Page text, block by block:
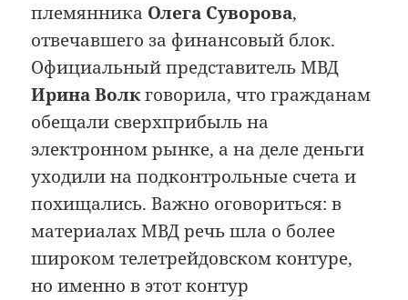
племянника Олега Суворова,
отвечавшего за финансовый блок.
Официальный представитель МВД
Ирина Волкговорила, что гражданам
обещали сверхприбыль на
электронном рынке, а на деле деньги
уходили на подконтрольные счета и
похищались. Важно оговориться: в
материалах МВД речь шла о более
широком телетрейдовском контуре,
но именно в этот контур